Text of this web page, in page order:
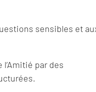
sensibles et
par des